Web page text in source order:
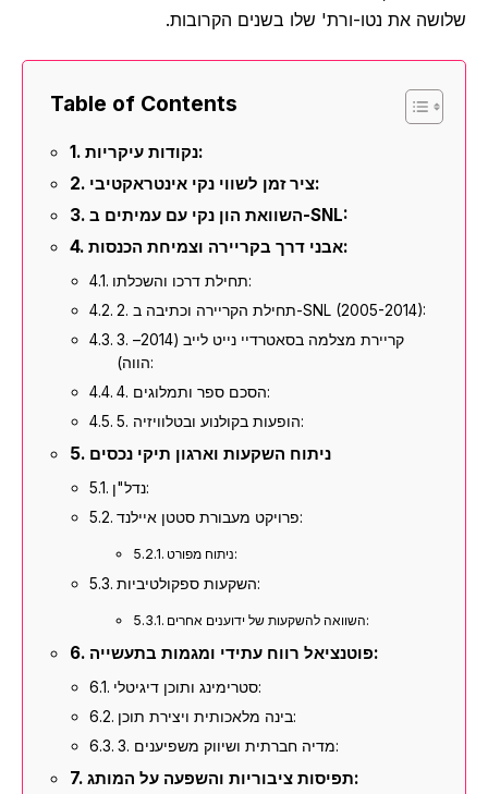
שלושה את נטו-ורת' שלו בשנים הקרובות.
Table of Contents
נקודות עיקריות:
ציר זמן לשווי נקי אינטראקטיבי:
השוואת הון נקי עם עמיתים ב-SNL:
אבני דרך בקריירה וצמיחת הכנסות:
תחילת דרכו והשכלתו:
2. תחילת הקריירה וכתיבה ב-SNL (2005-2014):
3. קריירת מצלמה בסאטרדיי נייט לייב (2014–
הווה):
4. הסכם ספר ותמלוגים:
5. הופעות בקולנוע ובטלוויזיה:
ניתוח השקעות וארגון תיקי נכסים
נדל"ן:
פרויקט מעבורת סטטן איילנד:
ניתוח מפורט:
השקעות ספקולטיביות:
השוואה להשקעות של ידוענים אחרים:
פוטנציאל רווח עתידי ומגמות בתעשייה:
סטרימינג ותוכן דיגיטלי:
בינה מלאכותית ויצירת תוכן:
3. מדיה חברתית ושיווק משפיענים:
תפיסות ציבוריות והשפעה על המותג: